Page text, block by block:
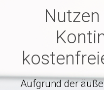
Aufgrund der